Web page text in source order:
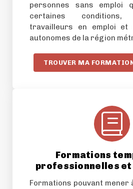
personnes sans emploi
certaines conditions,
travailleurs en emploi et
autonomes de la région
TROUVER MA
Formations
professionnelles
Formations pouvant mener